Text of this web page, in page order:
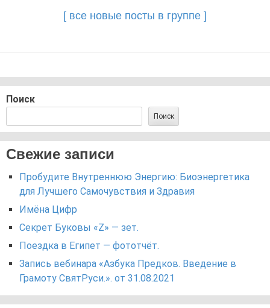
[ все новые посты в группе ]
Поиск
Поиск
Свежие записи
Пробудите Внутреннюю Энергию: Биоэнергетика
для Лучшего Самочувствия и Здравия
Имёна Цифр
Секрет Буковы «Z» — зет.
Поездка в Египет — фототчёт.
Запись вебинара «Азбука Предков. Введение в
Грамоту СвятРуси.». от 31.08.2021